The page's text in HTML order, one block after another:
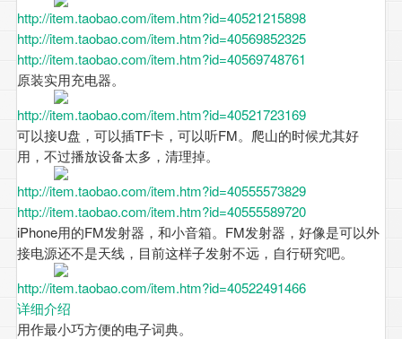
http://item.taobao.com/item.htm?id=40521215898
http://item.taobao.com/item.htm?id=40569852325
http://item.taobao.com/item.htm?id=40569748761
原装实用充电器。
http://item.taobao.com/item.htm?id=40521723169
可以接U盘，可以插TF卡，可以听FM。爬山的时候尤其好
用，不过播放设备太多，清理掉。
http://item.taobao.com/item.htm?id=40555573829
http://item.taobao.com/item.htm?id=40555589720
iPhone用的FM发射器，和小音箱。FM发射器，好像是可以外
接电源还不是天线，目前这样子发射不远，自行研究吧。
http://item.taobao.com/item.htm?id=40522491466
详细介绍
用作最小巧方便的电子词典。